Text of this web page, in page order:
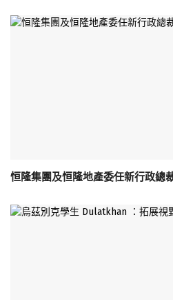
恒隆集團及恒隆地產委任新行政總